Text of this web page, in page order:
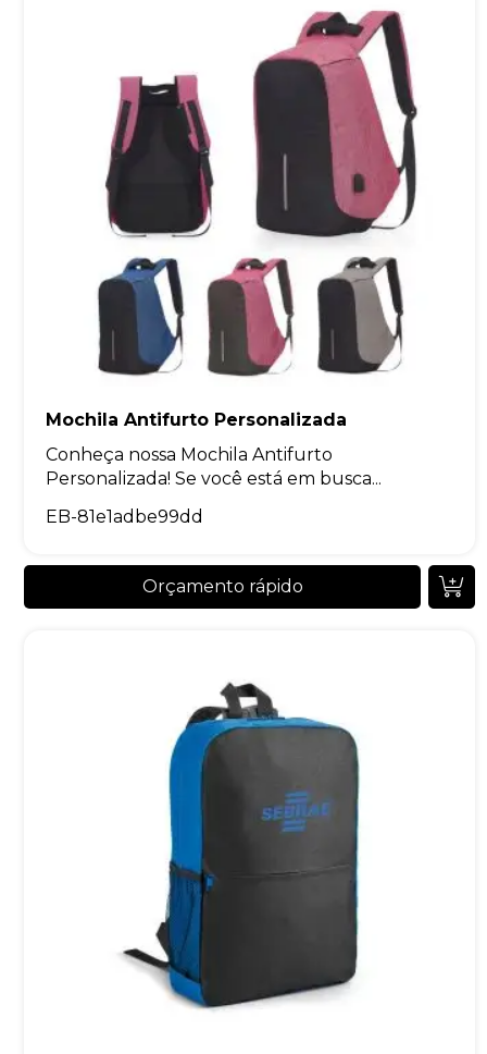
Mochila Antifurto Personalizada
Conheça nossa Mochila Antifurto
Personalizada! Se você está em busca...
EB-81e1adbe99dd
Orçamento rápido